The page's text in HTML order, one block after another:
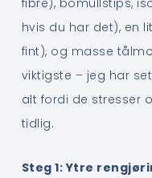
fibre), bomullstips,
hvis du har det), en
fint), og masse
viktigste – jeg har
alt fordi de stresser
tidlig.
Steg 1: Ytre